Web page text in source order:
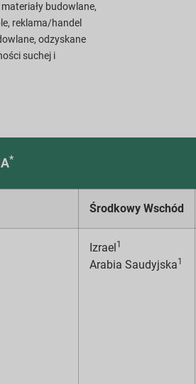
budowlane,
reklama/handel
odzyskane
suchej i
*
Środkowy Wschód
Izrael1
Arabia Saudyjska1